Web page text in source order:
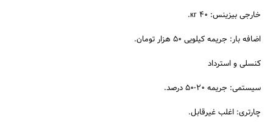
خارجی بیزینس: ۴۰ кг.
اضافه بار: جریمه کیلویی ۵۰ هزار تومان.
کنسلی و استرداد
سیستمی: جریمه ۲۰-۵۰ درصد.
چارتری: اغلب غیرقابل.